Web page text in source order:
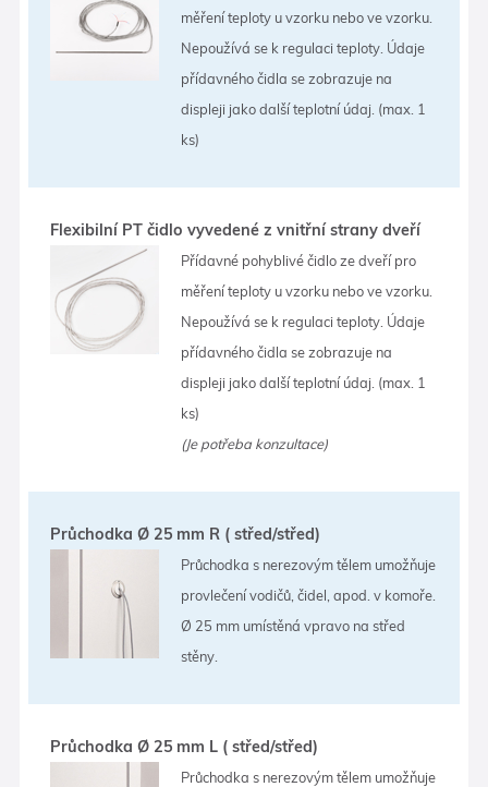
měření teploty u vzorku nebo ve vzorku.
Nepoužívá se k regulaci teploty. Údaje
přídavného čidla se zobrazuje na
displeji jako další teplotní údaj. (max. 1
ks)
Flexibilní PT čidlo vyvedené z vnitřní strany dveří
Přídavné pohyblivé čidlo ze dveří pro
měření teploty u vzorku nebo ve vzorku.
Nepoužívá se k regulaci teploty. Údaje
přídavného čidla se zobrazuje na
displeji jako další teplotní údaj. (max. 1
ks)
(Je potřeba konzultace)
Průchodka Ø 25 mm R ( střed/střed)
Průchodka s nerezovým tělem umožňuje
provlečení vodičů, čidel, apod. v komoře.
Ø 25 mm umístěná vpravo na střed
stěny.
Průchodka Ø 25 mm L ( střed/střed)
Průchodka s nerezovým tělem umožňuje